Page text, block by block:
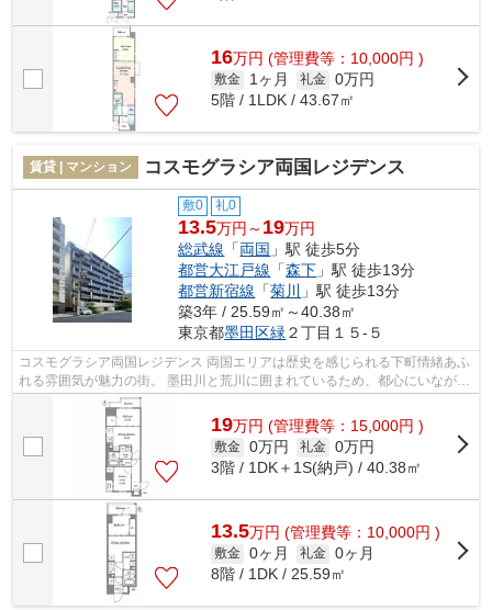
16万円 (管理費等：10,000円 )
敷金 1ヶ月 礼金 0万円
5階 / 1LDK / 43.67㎡
賃貸 | マンション コスモグラシア両国レジデンス
敷0 礼0
13.5万円～ 19万円
総武線 「両国 」駅 徒歩5分
都営大江戸線 「森下 」駅 徒歩13分
都営新宿線 「菊川
」駅 徒歩13分
築3年 / 25.59㎡～40.38㎡
東京都墨田区緑 ２丁目１５-５
コスモグラシア両国レジデンス 両国エリアは歴史を感じられる下町情緒あふ
れる雰囲気が魅力の街。 墨田川と荒川に囲まれているため、都心にいながら
も自然を享受できる環境です。 複...
19万円 (管理費等：15,000円 )
敷金 0万円 礼金 0万円
3階 / 1DK＋1S(納戸) / 40.38㎡
13.5万円 (管理費等：10,000円 )
敷金 0ヶ月 礼金 0ヶ月
8階 / 1DK / 25.59㎡